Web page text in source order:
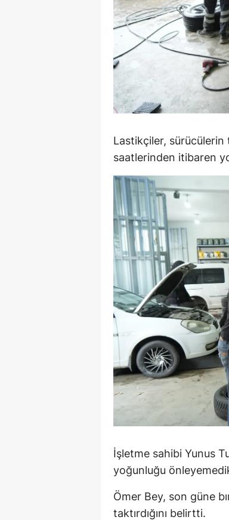
Lastikçiler, sürücülerin
saatlerinden itibaren
İşletme sahibi Yunus
yoğunluğu
Ömer Bey, son güne
taktırdığını belirtti.